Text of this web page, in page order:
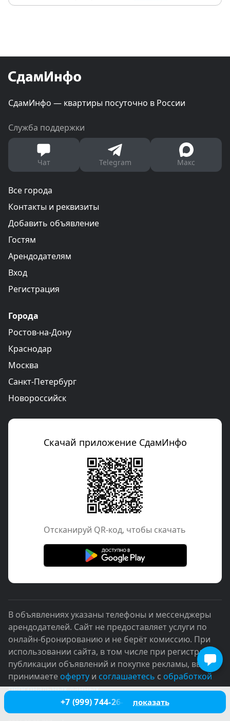
+7 (999) 744-26-86 показать
СдамИнфо — квартиры посуточно в России
Служба поддержки
Чат Telegram Макс
Все города
Контакты и реквизиты
Добавить объявление
Гостям
Арендодателям
Вход
Регистрация
Города
Ростов-на-Дону
Краснодар
Москва
Санкт-Петербург
Новороссийск
Скачай приложение СдамИнфо
Отcканируй QR-код, чтобы скачать
В объявлениях указаны телефоны и мессенджеры
арендодателей. Сайт не предоставляет услуги по
онлайн-бронированию и не берёт комиссию. При
использовании сайта, в том числе при регистрации,
публикации объявлений и покупке рекламы, вы
принимаете оферту и соглашаетесь с обработкой
персональных данных